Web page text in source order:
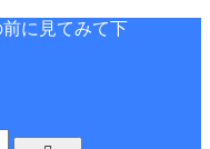
に見てみて下